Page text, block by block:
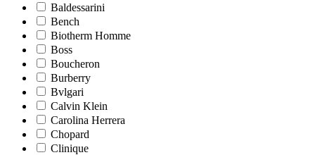
Baldessarini
Bench
Biotherm Homme
Boss
Boucheron
Burberry
Bvlgari
Calvin Klein
Carolina Herrera
Chopard
Clinique